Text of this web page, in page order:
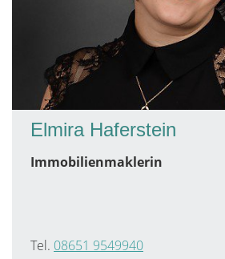
Elmira Haferstein
Immobilienmaklerin
Tel. 08651 9549940